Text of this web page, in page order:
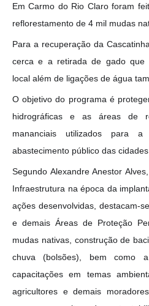
Em Carmo do Rio Claro foram
reflorestamento de 4 mil mudas
Para a recuperação da
cerca e a retirada de gado que
local além de ligações de água
O objetivo do programa é
hidrográficas e as áreas de
mananciais utilizados para
abastecimento público das
Segundo Alexandre Anestor
Infraestrutura na época da
ações desenvolvidas, destacam-
e demais Áreas de Proteção
mudas nativas, construção de
chuva (bolsões), bem como
capacitações em temas
agricultores e demais